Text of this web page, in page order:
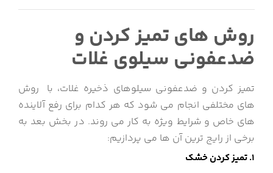
روش های تمیز کردن و
ضدعفونی سیلوی غلات
تمیز کردن و ضدعفونی سیلوهای ذخیره غلات، با روش
های مختلفی انجام می شود که هر کدام برای رفع آلاینده
های خاص و شرایط ویژه به کار می روند. در بخش بعد به
برخی از رایج ترین آن ها می پردازیم:
1. تمیز کردن خشک